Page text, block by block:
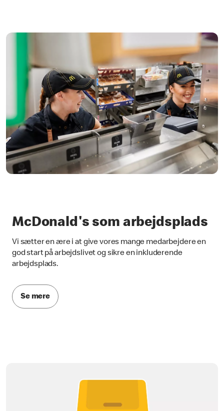
McDonald's som arbejdsplads
Vi sætter en ære i at give vores mange medarbejdere en
god start på arbejdslivet og sikre en inkluderende
arbejdsplads.
Se mere